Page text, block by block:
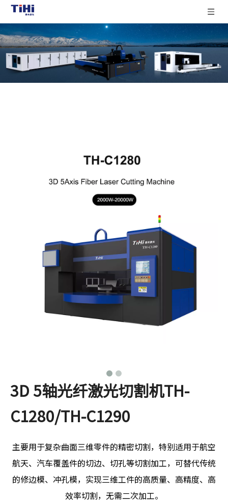
3D 5轴光纤激光切割机TH-
C1280/TH-C1290
主要用于复杂曲面三维零件的精密切割，特别适用于航空
航天、汽车覆盖件的切边、切孔等切割加工，可替代传统
的修边模、冲孔模，实现三维工件的高质量、高精度、高
效率切割，无需二次加工。